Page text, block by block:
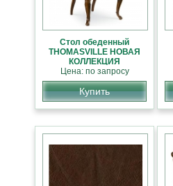
Стол обеденный
THOMASVILLE НОВАЯ
КОЛЛЕКЦИЯ
АМЕРИКАНСКОЙ
МЕБЕЛИ
Цена: по запросу
Купить